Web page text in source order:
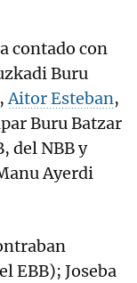
contado con
Buru
Aitor Esteban,
Buru Batzar
del NBB y
Ayerdi
EBB); Joseba